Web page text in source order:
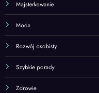
Moda
Rozwój osobisty
Szybkie porady
Zdrowie